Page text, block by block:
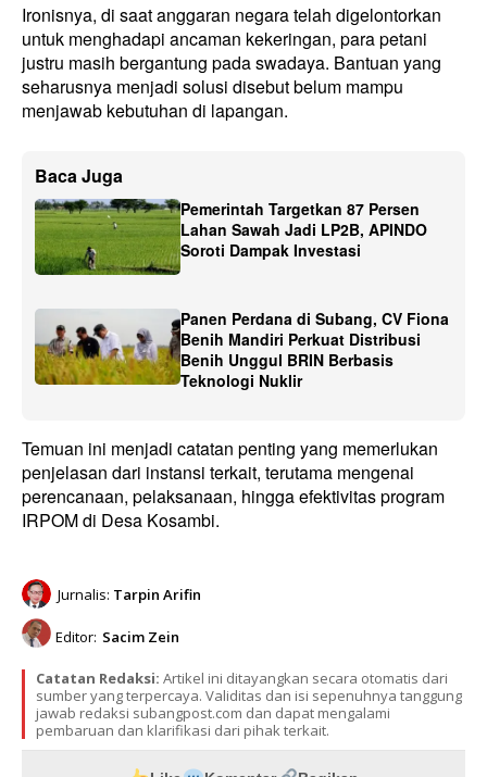
Ironisnya, di saat anggaran negara telah digelontorkan
untuk menghadapi ancaman kekeringan, para petani
justru masih bergantung pada swadaya. Bantuan yang
seharusnya menjadi solusi disebut belum mampu
menjawab kebutuhan di lapangan.
Baca Juga
Pemerintah Targetkan 87 Persen
Lahan Sawah Jadi LP2B, APINDO
Soroti Dampak Investasi
Panen Perdana di Subang, CV Fiona
Benih Mandiri Perkuat Distribusi
Benih Unggul BRIN Berbasis
Teknologi Nuklir
Temuan ini menjadi catatan penting yang memerlukan
penjelasan dari instansi terkait, terutama mengenai
perencanaan, pelaksanaan, hingga efektivitas program
IRPOM di Desa Kosambi.
Jurnalis: Tarpin Arifin
Editor: Sacim Zein
Catatan Redaksi: Artikel ini ditayangkan secara otomatis dari
sumber yang terpercaya. Validitas dan isi sepenuhnya tanggung
jawab redaksi subangpost.com dan dapat mengalami
pembaruan dan klarifikasi dari pihak terkait.